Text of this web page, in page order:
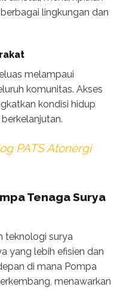
lingkungan dan
melampaui
komunitas. Akses
kondisi hidup
PATS Atonergi
Tenaga Surya
teknologi surya
yang lebih efisien dan
di mana Pompa
menawarkan